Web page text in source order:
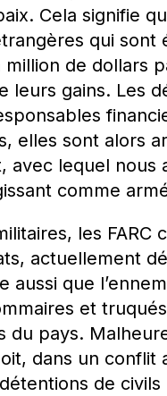
Cela signifie
qui sont
de dollars
gains. Les
elles sont alors
avec lequel nous
comme
les FARC
actuellement
que
et
pays.
dans un conflit
de